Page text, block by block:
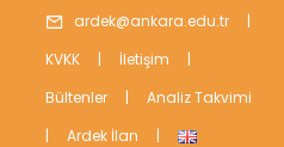
content
ardek@ankara.edu.tr
|
KVKK
| İletişim
|
Bültenler
|
Analiz Takvimi
|
Ardek İlan |